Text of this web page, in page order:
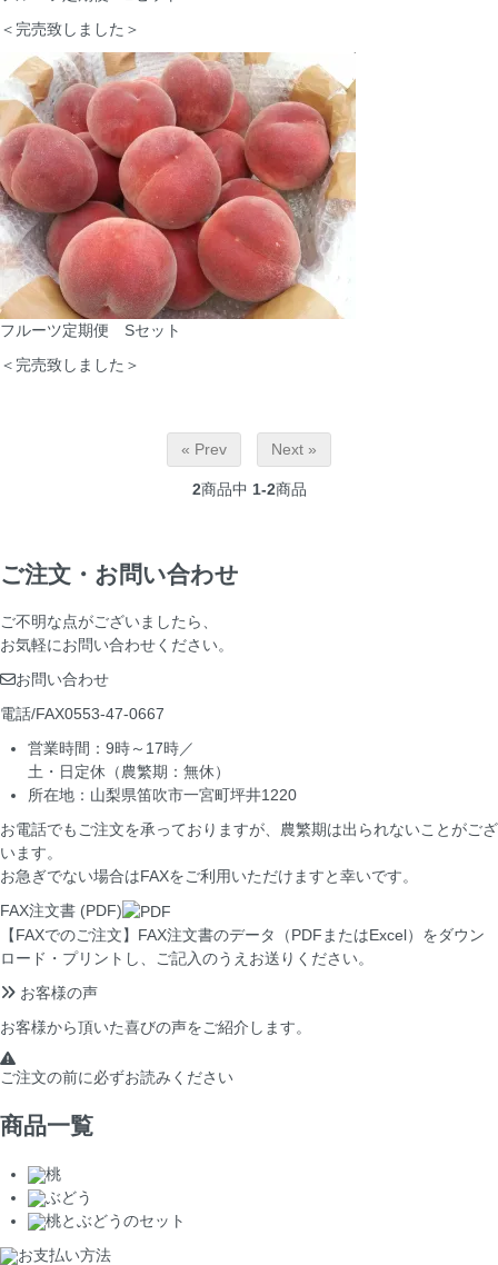
＜完売致しました＞
フルーツ定期便 Sセット
＜完売致しました＞
« Prev Next »
2商品中 1-2商品
ご注文・お問い合わせ
ご不明な点がございましたら、
お気軽にお問い合わせください。
お問い合わせ
電話/FAX0553-47-0667
営業時間：9時～17時／
土・日定休（農繁期：無休）
所在地：山梨県笛吹市一宮町坪井1220
お電話でもご注文を承っておりますが、農繁期は出られないことがござ
います。
お急ぎでない場合はFAXをご利用いただけますと幸いです。
FAX注文書 (PDF)
【FAXでのご注文】 FAX注文書のデータ（PDFまたはExcel）をダウン
ロード・プリントし、ご記入のうえお送りください。
お客様の声
お客様から頂いた喜びの声をご紹介します。
ご注文の前に必ずお読みください
商品一覧
桃
ぶどう
桃とぶどうのセット
お支払い方法